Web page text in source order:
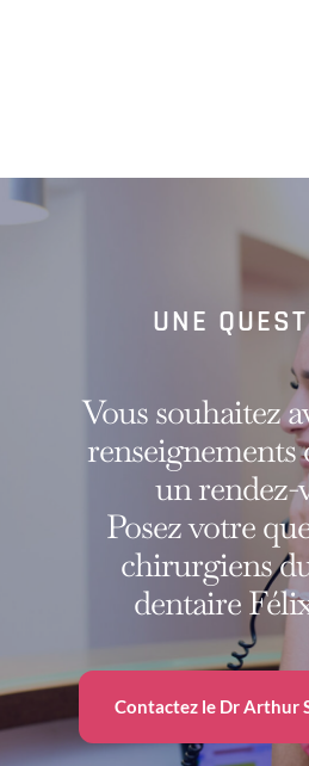
UNE
Vous souhaitez
renseignements
un rendez-
Posez votre
chirurgiens
dentaire
Contactez le Dr Arthur